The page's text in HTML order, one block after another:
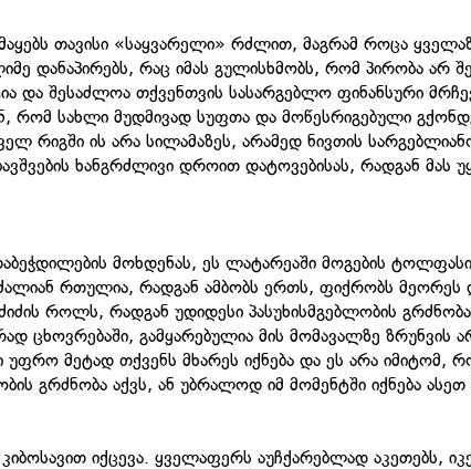
თავისი «საყვარელი» რძლით, მაგრამ როცა
დანაპირებს, რაც იმას გულისხმობს, რომ პირობა არ
და შესაძლოა თქვენთვის სასარგებლო ფინანსური
რომ სახლი მუდმივად სუფთა და მოწესრიგებული
რიგში ის არა სილამაზეს, არამედ ნივთის
ხანგრძლივი დროით დატოვებისას, რადგან მას
მოხდენას, ეს ლატარეაში მოგების ტოლფასი
ძალიან რთულია, რადგან ამბობს ერთს, ფიქრობს მეორეს
როლს, რადგან უდიდესი პასუხისმგებლობის გრძნობა
ცხოვრებაში, გამყარებულია მის მომავალზე ზრუნვის
მეტად თქვენს მხარეს იქნება და ეს არა იმიტომ,
გრძნობა აქვს, ან უბრალოდ იმ მომენტში იქნება ასეთ
იქცევა. ყველაფერს აუჩქარებლად აკეთებს,